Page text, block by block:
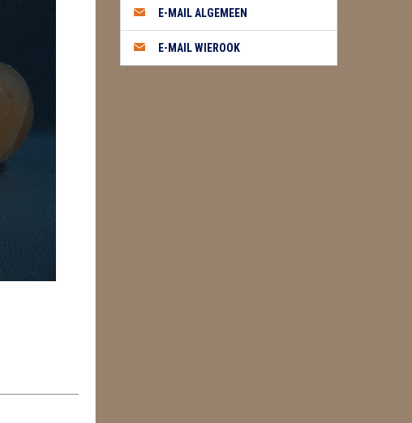
E-MAIL ALGEMEEN
E-MAIL WIEROOK